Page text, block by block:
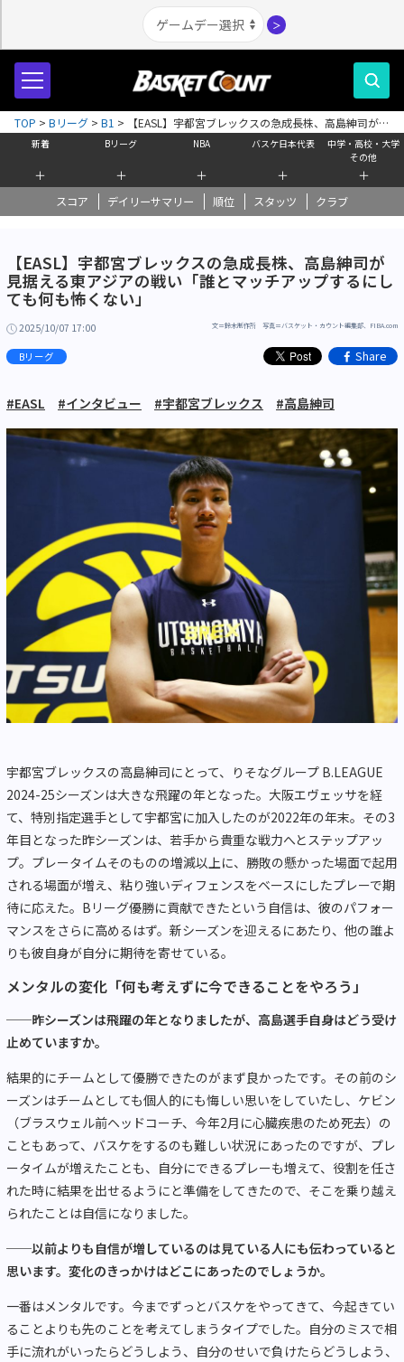
＞
新着
＋
Bリーグ
＋
NBA
＋
バスケ日本代表
＋
中学・高校・大学
その他
＋
スコア デイリーサマリー 順位 スタッツ クラブ
TOP > Bリーグ > B1 >
【EASL】宇都宮ブレックスの急成長株、高島紳司が見
据える東アジアの戦い「誰とマッチアップするにしても何も怖くない」
【EASL】宇都宮ブレックスの急成長株、高島紳司が
見据える東アジアの戦い「誰とマッチアップするにし
ても何も怖くない」
2025/10/07 17:00 文＝鈴木制作所 写真＝バスケット・カウント編集部、FIBA.com
Bリーグ Share
#EASL #インタビュー #宇都宮ブレックス #高島紳司
宇都宮ブレックスの高島紳司にとって、りそなグループ B.LEAGUE
2024-25シーズンは大きな飛躍の年となった。大阪エヴェッサを経
て、特別指定選手として宇都宮に加入したのが2022年の年末。その3
年目となった昨シーズンは、若手から貴重な戦力へとステップアッ
プ。プレータイムそのものの増減以上に、勝敗の懸かった場面で起用
される場面が増え、粘り強いディフェンスをベースにしたプレーで期
待に応えた。Bリーグ優勝に貢献できたという自信は、彼のパフォー
マンスをさらに高めるはず。新シーズンを迎えるにあたり、他の誰よ
りも彼自身が自分に期待を寄せている。
メンタルの変化「何も考えずに今できることをやろう」
──昨シーズンは飛躍の年となりましたが、高島選手自身はどう受け
止めていますか。
結果的にチームとして優勝できたのがまず良かったです。その前のシ
ーズンはチームとしても個人的にも悔しい思いをしていたし、ケビン
（ブラスウェル前ヘッドコーチ、今年2月に心臓疾患のため死去）の
こともあって、バスケをするのも難しい状況にあったのですが、プレ
ータイムが増えたことも、自分にできるプレーも増えて、役割を任さ
れた時に結果を出せるようにと準備をしてきたので、そこを乗り越え
られたことは自信になりました。
──以前よりも自信が増しているのは見ている人にも伝わっていると
思います。変化のきっかけはどこにあったのでしょうか。
一番はメンタルです。今までずっとバスケをやってきて、今起きてい
ることよりも先のことを考えてしまうタイプでした。自分のミスで相
手に流れがいったらどうしよう、自分のせいで負けたらどうしよう、